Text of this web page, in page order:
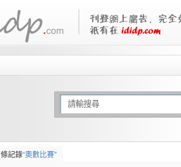
條記錄“奧數比賽”